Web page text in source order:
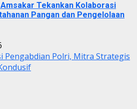
Amsakar Tekankan Kolaborasi
Pangan dan Pengelolaan
Pengabdian Polri, Mitra Strategis